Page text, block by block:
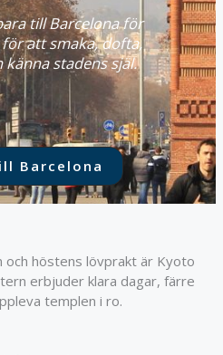
till Barcelona för
att smaka, dofta,
känna stadens själ.
Barcelona
höstens lövprakt är Kyoto
erbjuder klara dagar, färre
templen i ro.